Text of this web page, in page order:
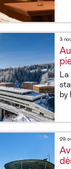
3
La
by
29